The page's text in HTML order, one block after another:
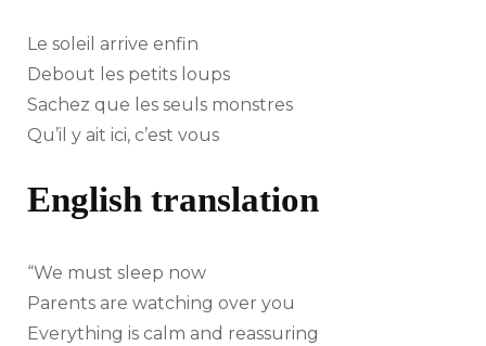
Le soleil arrive enfin
Debout les petits loups
Sachez que les seuls monstres
Qu’il y ait ici, c’est vous
English translation
“We must sleep now
Parents are watching over you
Everything is calm and reassuring